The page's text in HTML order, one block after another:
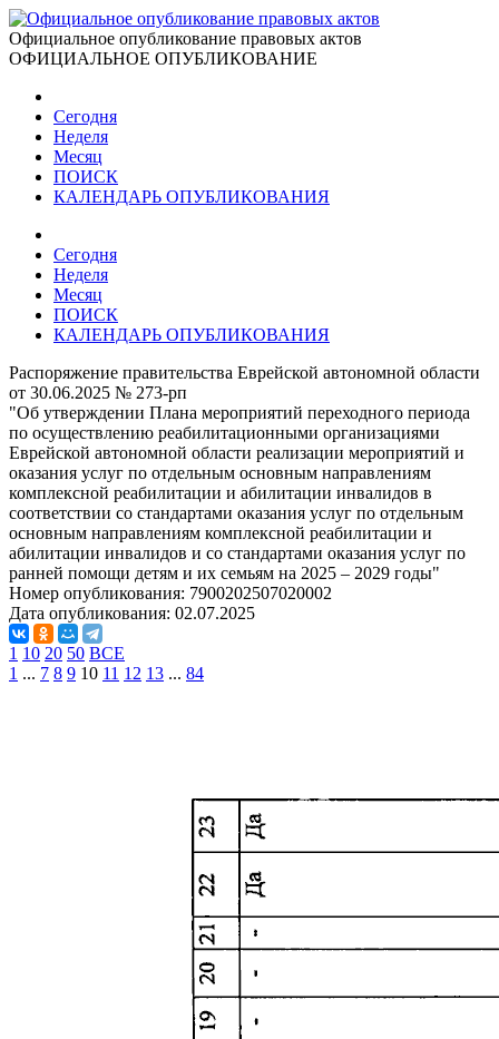
Официальное опубликование правовых актов
ОФИЦИАЛЬНОЕ ОПУБЛИКОВАНИЕ
Сегодня
Неделя
Месяц
ПОИСК
КАЛЕНДАРЬ ОПУБЛИКОВАНИЯ
Сегодня
Неделя
Месяц
ПОИСК
КАЛЕНДАРЬ ОПУБЛИКОВАНИЯ
Распоряжение правительства Еврейской автономной области
от 30.06.2025 № 273-рп
"Об утверждении Плана мероприятий переходного периода
по осуществлению реабилитационными организациями
Еврейской автономной области реализации мероприятий и
оказания услуг по отдельным основным направлениям
комплексной реабилитации и абилитации инвалидов в
соответствии со стандартами оказания услуг по отдельным
основным направлениям комплексной реабилитации и
абилитации инвалидов и со стандартами оказания услуг по
ранней помощи детям и их семьям на 2025 – 2029 годы"
Номер опубликования: 7900202507020002
Дата опубликования: 02.07.2025
1 10 20 50 ВСЕ
1 ... 7 8 9 10 11 12 13 ... 84